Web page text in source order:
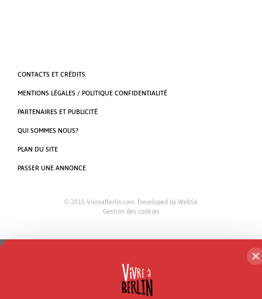
CONTACTS ET CRÉDITS
MENTIONS LÉGALES / POLITIQUE CONFIDENTIALITÉ
PARTENAIRES ET PUBLICITÉ
QUI SOMMES NOUS?
PLAN DU SITE
PASSER UNE ANNONCE
© 2015 VivreaBerlin.com. Developed by Web56
Gestion des cookies
✕